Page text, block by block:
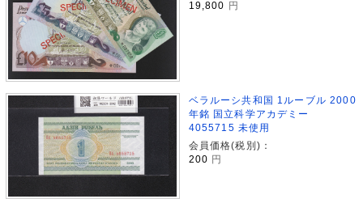
19,800 円
ベラルーシ共和国 1ルーブル 2000
年銘 国立科学アカデミー
4055715 未使用
会員価格(税別)：
200 円